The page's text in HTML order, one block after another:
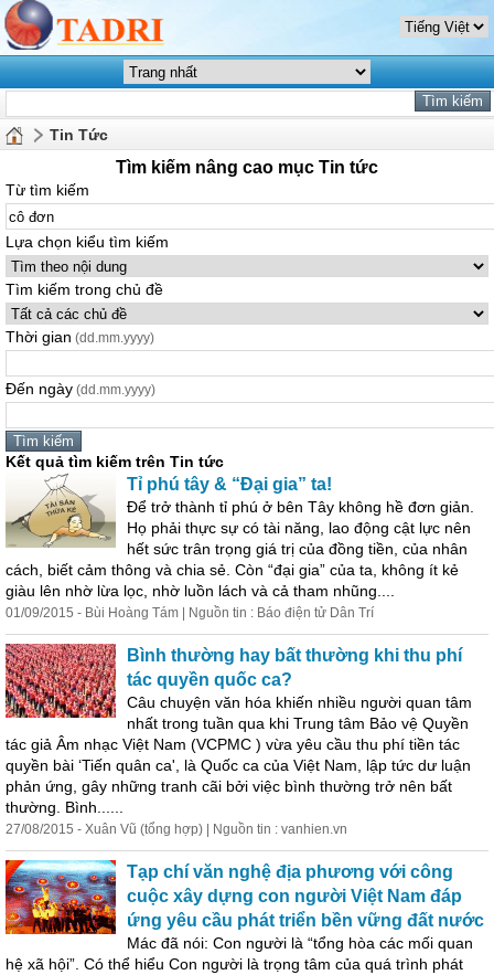
Tin Tức
Tìm kiếm nâng cao mục Tin tức
Từ tìm kiếm
Lựa chọn kiểu tìm kiếm
Tìm kiếm trong chủ đề
Thời gian (dd.mm.yyyy)
Đến ngày (dd.mm.yyyy)
Kết quả tìm kiếm trên Tin tức
Tỉ phú tây & “Đại gia” ta!
Để trở thành tỉ phú ở bên Tây không hề đơn giản.
Họ phải thực sự có tài năng, lao động cật lực nên
hết sức trân trọng giá trị của đồng tiền, của nhân
cách, biết cảm thông và chia sẻ. Còn “đại gia” của ta, không ít kẻ
giàu lên nhờ lừa lọc, nhờ luồn lách và cả tham nhũng....
01/09/2015 - Bùi Hoàng Tám | Nguồn tin : Báo điện tử Dân Trí
Bình thường hay bất thường khi thu phí
tác quyền quốc ca?
Câu chuyện văn hóa khiến nhiều người quan tâm
nhất trong tuần qua khi Trung tâm Bảo vệ Quyền
tác giả Âm nhạc Việt Nam (VCPMC ) vừa yêu cầu thu phí tiền tác
quyền bài ‘Tiến quân ca', là Quốc ca của Việt Nam, lập tức dư luận
phản ứng, gây những tranh cãi bởi việc bình thường trở nên bất
thường. Bình......
27/08/2015 - Xuân Vũ (tổng hợp) | Nguồn tin : vanhien.vn
Tạp chí văn nghệ địa phương với công
cuộc xây dựng con người Việt Nam đáp
ứng yêu cầu phát triển bền vững đất nước
Mác đã nói: Con người là “tổng hòa các mối quan
hệ xã hội”. Có thể hiểu Con người là trọng tâm của quá trình phát